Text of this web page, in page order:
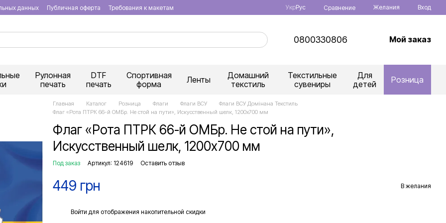
данных Публичная оферта Требования к макетам УкрРус Сравнение Желания Вход
0800330806 Мой заказ
Рулонная
печать
DTF
печать
Спортивная
форма
Ленты
Домашний
текстиль
Текстильные
сувениры
Для
детей
Розница
Главная Каталог Розница Флаги Флаги ВСУ
Флаги ВСУ Домінана Текстиль
Флаг «Рота ПТРК 66-й ОМБр. Не стой на пути», Искусственный шелк, 1200х700 мм
Флаг «Рота ПТРК 66-й ОМБр. Не стой на пути»,
Искусственный шелк, 1200х700 мм
Под заказ Артикул: 124619 Оставить отзыв
449 грн В желания
Войти для отображения накопительной скидки